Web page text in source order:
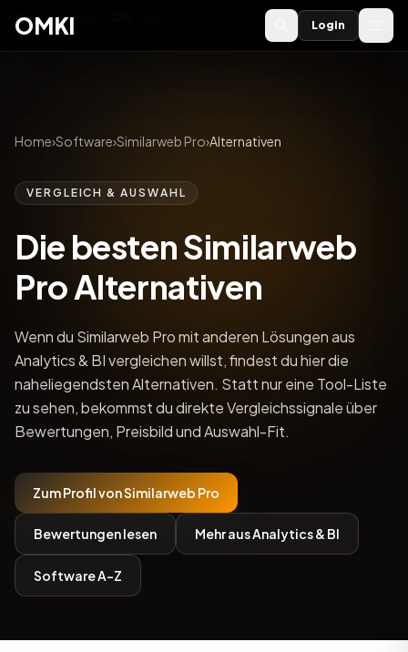
OMKI 2027
OMKI Login
Home›Software›Similarweb Pro›Alternativen
VERGLEICH & AUSWAHL
Die besten Similarweb
Pro Alternativen
Wenn du Similarweb Pro mit anderen Lösungen aus
Analytics & BI vergleichen willst, findest du hier die
naheliegendsten Alternativen. Statt nur eine Tool-Liste
zu sehen, bekommst du direkte Vergleichssignale über
Bewertungen, Preisbild und Auswahl-Fit.
Zum Profil von Similarweb Pro
Bewertungen lesen Mehr aus Analytics & BI
Software A-Z